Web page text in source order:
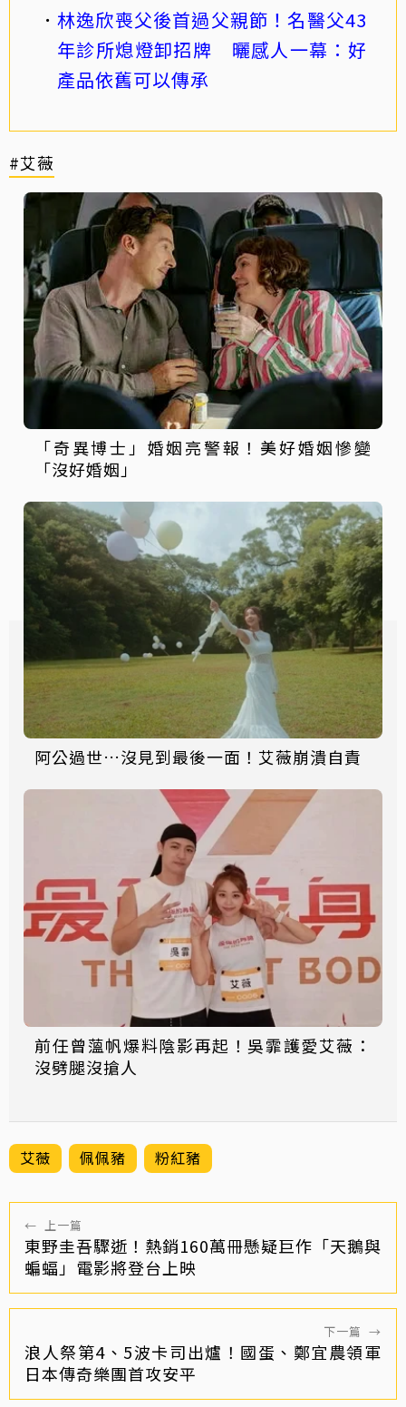
林逸欣喪父後首過父親節！名醫父43
年診所熄燈卸招牌 曬感人一幕：好
產品依舊可以傳承
#艾薇
「奇異博士」婚姻亮警報！美好婚姻慘變
「沒好婚姻」
阿公過世…沒見到最後一面！艾薇崩潰自責
前任曾薀帆爆料陰影再起！吳霏護愛艾薇：
沒劈腿沒搶人
艾薇 佩佩豬 粉紅豬
← 上一篇
東野圭吾驟逝！熱銷160萬冊懸疑巨作「天鵝與
蝙蝠」電影將登台上映
下一篇 →
浪人祭第4、5波卡司出爐！國蛋、鄭宜農領軍
日本傳奇樂團首攻安平